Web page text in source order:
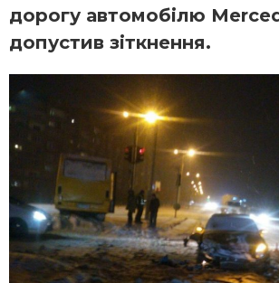
дорогу автомобілю
допустив зіткнення.